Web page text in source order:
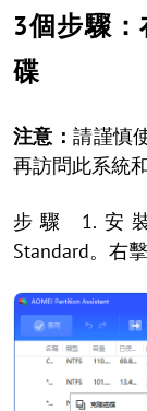
3個步驟：
碟
注意：請謹慎
再訪問此系統
步驟 1.安裝
Standard。右